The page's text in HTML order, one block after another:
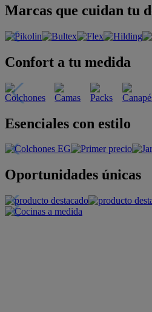
Marcas que cuidan tu
Confort a tu medida
Esenciales con estilo
Oportunidades únicas